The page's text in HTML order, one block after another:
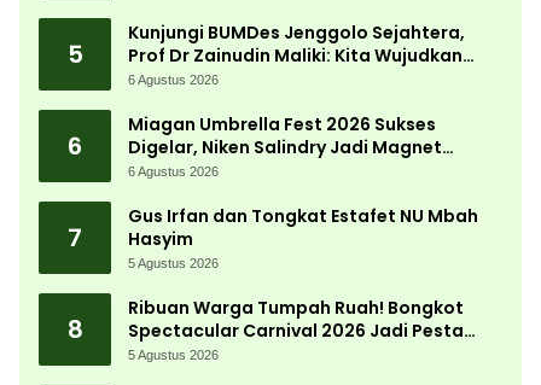
5
Kunjungi BUMDes Jenggolo Sejahtera,
Prof Dr Zainudin Maliki: Kita Wujudkan
Kemandirian Ekonomi dengan Potensi
6 Agustus 2026
6
Miagan Umbrella Fest 2026 Sukses
Digelar, Niken Salindry Jadi Magnet
Ribuan Pengunjung
6 Agustus 2026
7
Gus Irfan dan Tongkat Estafet NU Mbah
Hasyim
5 Agustus 2026
8
Ribuan Warga Tumpah Ruah! Bongkot
Spectacular Carnival 2026 Jadi Pesta
Kemerdekaan Terbesar di Peterongan
5 Agustus 2026